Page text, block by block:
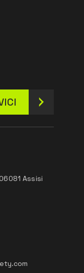
Assisi